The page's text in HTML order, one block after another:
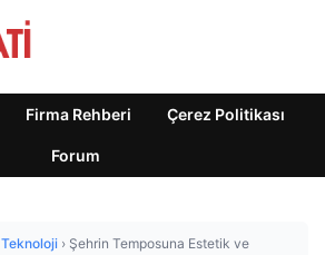
Firma Rehberi Çerez Politikası
Forum
Teknoloji › Şehrin Temposuna Estetik ve